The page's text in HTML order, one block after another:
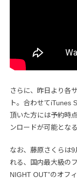
さらに、昨日より各
ト。合わせてiTunes
頂いた方には予約時
ンロードが可能となる
なお、藤原さくらは
れる、国内最大級の
NIGHT OUT”のオフ